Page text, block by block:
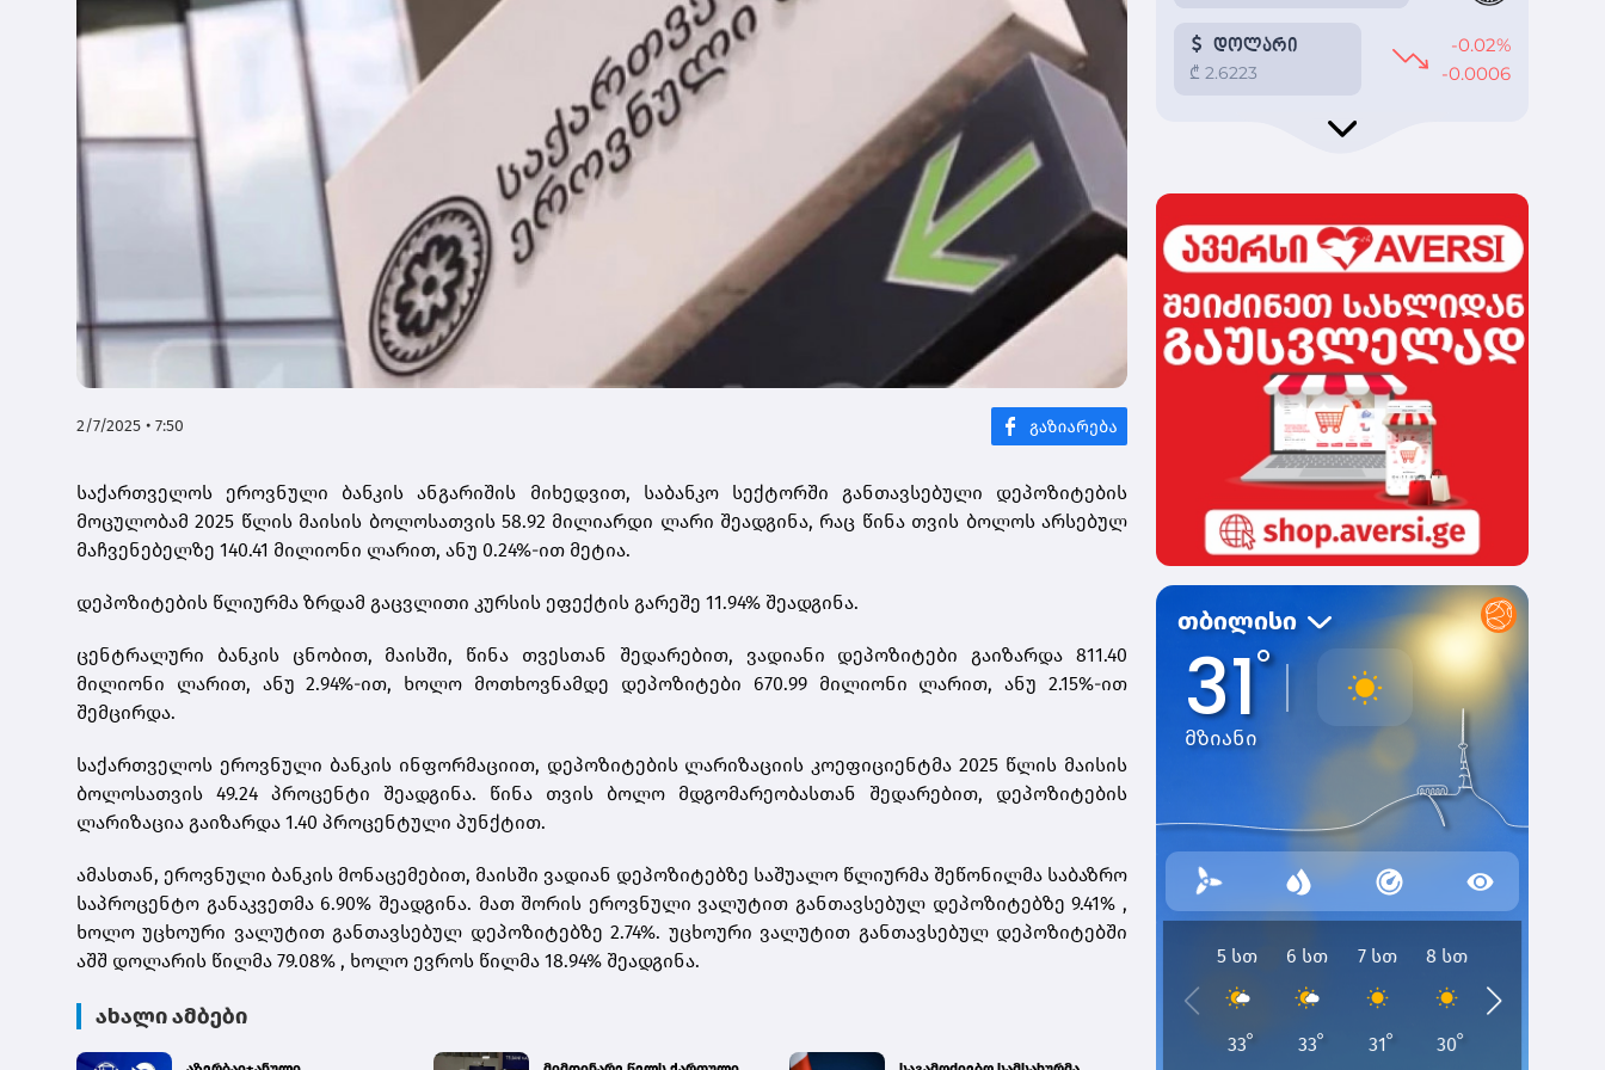
2/7/2025 • 7:50
საქართველოს ეროვნული ბანკის ანგარიშის მიხედვით, საბანკო სექტორში განთავსებული დეპოზიტების
მოცულობამ 2025 წლის მაისის ბოლოსათვის 58.92 მილიარდი ლარი შეადგინა, რაც წინა თვის ბოლოს არსებულ
მაჩვენებელზე 140.41 მილიონი ლარით, ანუ 0.24%-ით მეტია.
დეპოზიტების წლიურმა ზრდამ გაცვლითი კურსის ეფექტის გარეშე 11.94% შეადგინა.
ცენტრალური ბანკის ცნობით, მაისში, წინა თვესთან შედარებით, ვადიანი დეპოზიტები გაიზარდა 811.40
მილიონი ლარით, ანუ 2.94%-ით, ხოლო მოთხოვნამდე დეპოზიტები 670.99 მილიონი ლარით, ანუ 2.15%-ით
შემცირდა.
საქართველოს ეროვნული ბანკის ინფორმაციით, დეპოზიტების ლარიზაციის კოეფიციენტმა 2025 წლის მაისის
ბოლოსათვის 49.24 პროცენტი შეადგინა. წინა თვის ბოლო მდგომარეობასთან შედარებით, დეპოზიტების
ლარიზაცია გაიზარდა 1.40 პროცენტული პუნქტით.
ამასთან, ეროვნული ბანკის მონაცემებით, მაისში ვადიან დეპოზიტებზე საშუალო წლიურმა შეწონილმა საბაზრო
საპროცენტო განაკვეთმა 6.90% შეადგინა. მათ შორის ეროვნული ვალუტით განთავსებულ დეპოზიტებზე 9.41% ,
ხოლო უცხოური ვალუტით განთავსებულ დეპოზიტებზე 2.74%. უცხოური ვალუტით განთავსებულ დეპოზიტებში
აშშ დოლარის წილმა 79.08% , ხოლო ევროს წილმა 18.94% შეადგინა.
ახალი ამბები